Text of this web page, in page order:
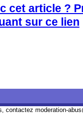
cet article ?
sur ce lien
contactez moderation-